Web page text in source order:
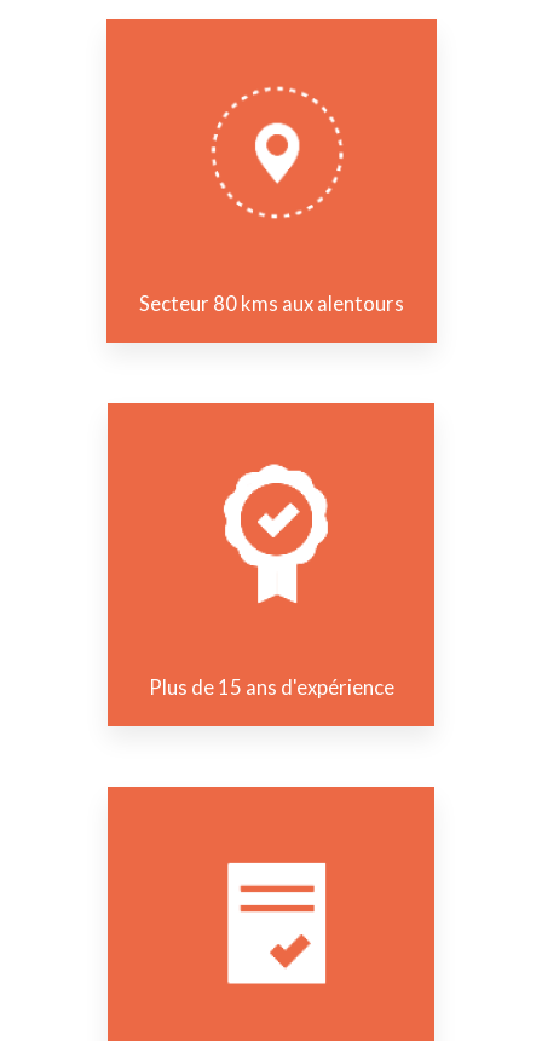
Secteur 80 kms aux alentours
Plus de 15 ans d'expérience